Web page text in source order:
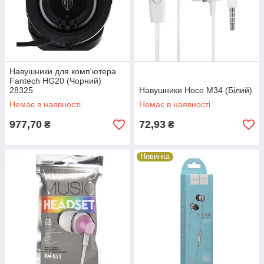
Навушники для комп'ютера
Fantech HG20 (Чорний)
28325
Немає в наявності
977,70 ₴
Навушники Hoco M34 (Білий)
Немає в наявності
72,93 ₴
Новинка